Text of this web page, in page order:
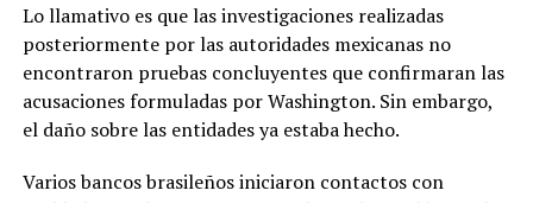
Lo llamativo es que las investigaciones realizadas
posteriormente por las autoridades mexicanas no
encontraron pruebas concluyentes que confirmaran las
acusaciones formuladas por Washington. Sin embargo,
el daño sobre las entidades ya estaba hecho.
Varios bancos brasileños iniciaron contactos con